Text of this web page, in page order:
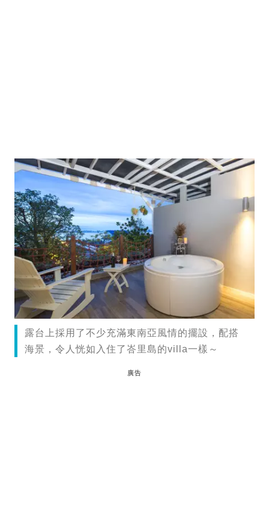
露台上採用了不少充滿東南亞風情的擺設，配搭
海景，令人恍如入住了峇里島的villa一樣～
廣告